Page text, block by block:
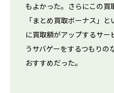
もよかった。さらにこの
「まとめ買取ボーナス」
に買取額がアップするサー
うサバゲーをするつもりの
おすすめだった。